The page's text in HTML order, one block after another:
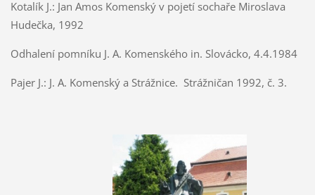
Kotalík J.: Jan Amos Komenský v pojetí sochaře Miroslava
Hudečka, 1992
Odhalení pomníku J. A. Komenského in. Slovácko, 4.4.1984
Pajer J.: J. A. Komenský a Strážnice. Strážničan 1992, č. 3.